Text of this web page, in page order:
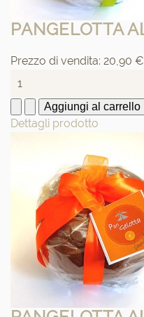
PANGELOTTA
Prezzo di vendita: 20,90 €
Dettagli prodotto